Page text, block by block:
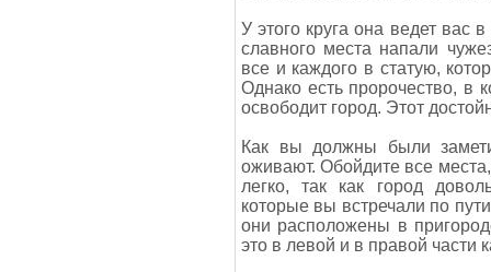
У этого круга она ведет вас
славного места напали
все и каждого в статую,
Однако есть пророчество, в
освободит город. Этот
Как вы должны были
оживают. Обойдите все
легко, так как город
которые вы встречали по
они расположены в
это в левой и в правой части